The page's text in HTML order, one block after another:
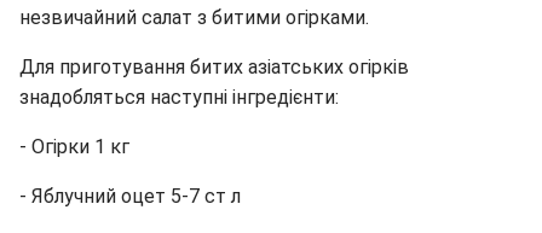
незвичайний салат з битими огірками.
Для приготування битих азіатських огірків
знадобляться наступні інгредієнти:
- Огірки 1 кг
- Яблучний оцет 5-7 ст л